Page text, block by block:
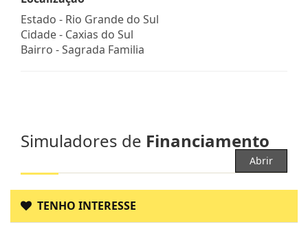
Estado - Rio Grande do Sul
Cidade - Caxias do Sul
Bairro -Sagrada Familia
Simuladores de Financiamento
Abrir
TENHO INTERESSE